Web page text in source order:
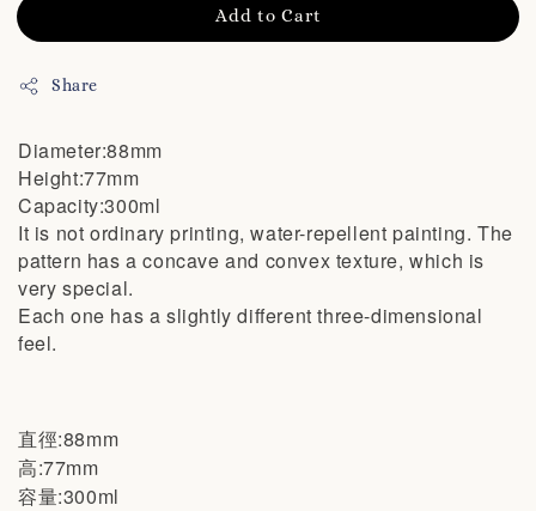
Add to Cart
Share
Diameter:88mm
Height:77mm
Capacity:300ml
It is not ordinary printing, water-repellent painting. The
pattern has a concave and convex texture, which is
very special.
Each one has a slightly different three-dimensional
feel.
直徑:88mm
高:77mm
容量:300ml